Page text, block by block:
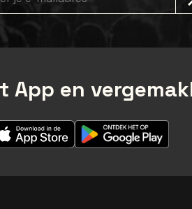
App en